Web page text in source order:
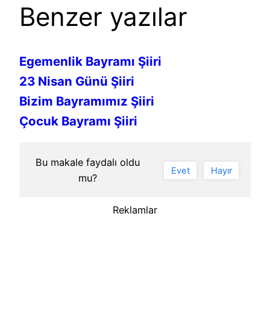
Benzer yazılar
Egemenlik Bayramı Şiiri
23 Nisan Günü Şiiri
Bizim Bayramımız Şiiri
Çocuk Bayramı Şiiri
Bu makale faydalı oldu
mu?
Evet Hayır
Reklamlar